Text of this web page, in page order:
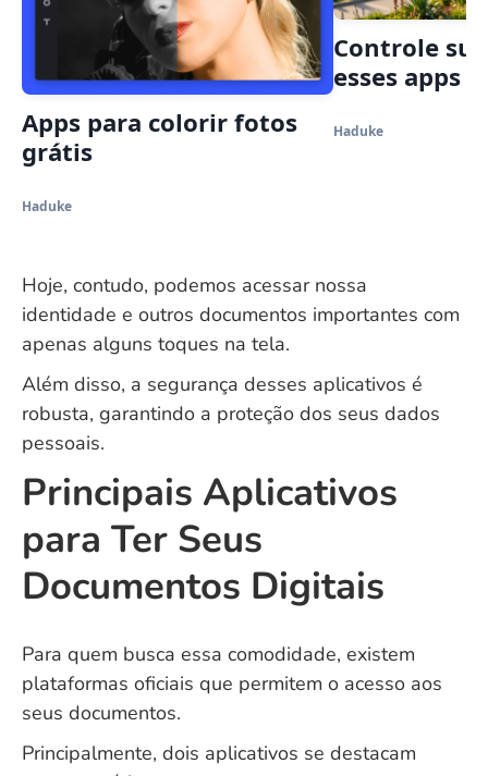
Apps para colorir fotos
grátis
Haduke
Controle
esses apps
Haduke
Hoje, contudo, podemos acessar nossa
identidade e outros documentos importantes com
apenas alguns toques na tela.
Além disso, a segurança desses aplicativos é
robusta, garantindo a proteção dos seus dados
pessoais.
Principais Aplicativos
para Ter Seus
Documentos Digitais
Para quem busca essa comodidade, existem
plataformas oficiais que permitem o acesso aos
seus documentos.
Principalmente, dois aplicativos se destacam